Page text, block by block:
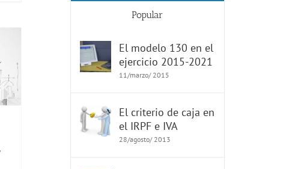
Popular
El modelo 130 en el
ejercicio 2015-2021
11/marzo/ 2015
El criterio de caja en
el IRPF e IVA
28/agosto/ 2013